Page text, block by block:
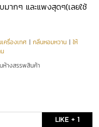
ากๆ และแพงสุดๆ(เลยใช้
ครื่องเทศ |กลิ่นหอมหวาน |ให้
ห้างสรรพสินค้า
LIKE + 1